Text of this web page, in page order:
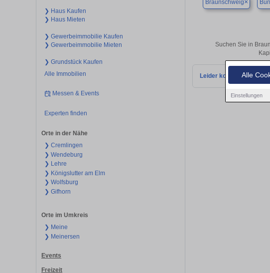
Alle
Einstellungen
❯ Haus Kaufen
❯ Haus Mieten
❯ Gewerbeimmobilie Kaufen
❯ Gewerbeimmobilie Mieten
❯ Grundstück Kaufen
Alle Immobilien
Messen & Events
Experten finden
Orte in der Nähe
❯ Cremlingen
❯ Wendeburg
❯ Lehre
❯ Königslutter am Elm
❯ Wolfsburg
❯ Gifhorn
Orte im Umkreis
❯ Meine
❯ Meinersen
Events
Freizeit
Braunschweig
Suchen Sie in
Leider konnten wir